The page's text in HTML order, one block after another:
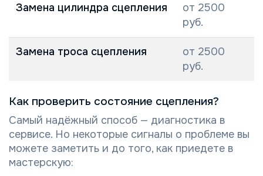
Замена цилиндра сцепления
от 2500
руб.
Замена троса сцепления
от 2500
руб.
Как проверить состояние сцепления?
Самый надёжный способ — диагностика в
сервисе. Но некоторые сигналы о проблеме вы
можете заметить и до того, как приедете в
мастерскую: